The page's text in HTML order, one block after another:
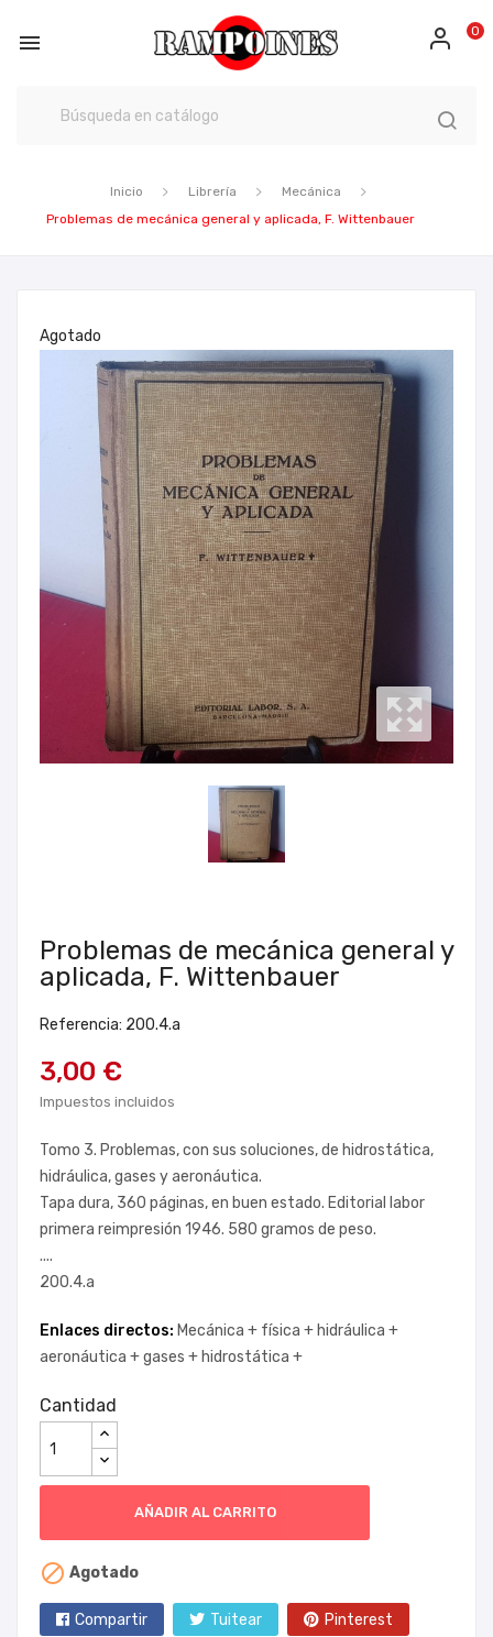
 0
Inicio Librería
Mecánica
Problemas de mecánica general y aplicada, F. Wittenbauer
Agotado
Problemas de mecánica general y
aplicada, F. Wittenbauer
Referencia: 200.4.a
3,00 €
Impuestos incluidos
Tomo 3. Problemas, con sus soluciones, de hidrostática,
hidráulica, gases y aeronáutica.
Tapa dura, 360 páginas, en buen estado. Editorial labor
primera reimpresión 1946. 580 gramos de peso.
....
200.4.a
Enlaces directos: Mecánica + física + hidráulica +
aeronáutica +gases + hidrostática +
Cantidad
AÑADIR AL CARRITO
 Agotado
Compartir Tuitear Pinterest